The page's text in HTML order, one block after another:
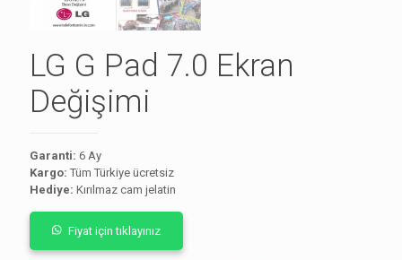
LG G Pad 7.0 Ekran
Değişimi
Garanti: 6 Ay
Kargo: Tüm Türkiye ücretsiz
Hediye: Kırılmaz cam jelatin
Fiyat için tıklayınız